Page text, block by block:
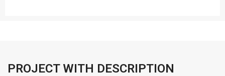
PROJECT WITH DESCRIPTION